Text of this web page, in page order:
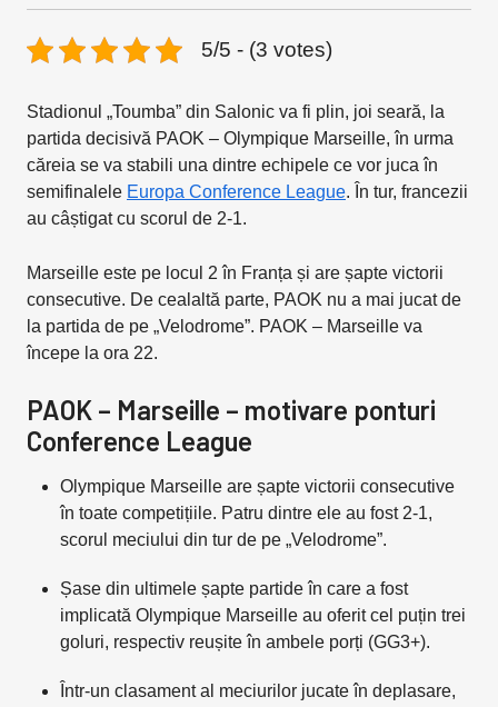
5/5 - (3 votes)
Stadionul „Toumba” din Salonic va fi plin, joi seară, la
partida decisivă PAOK – Olympique Marseille, în urma
căreia se va stabili una dintre echipele ce vor juca în
semifinalele Europa Conference League. În tur, francezii
au câștigat cu scorul de 2-1.
Marseille este pe locul 2 în Franța și are șapte victorii
consecutive. De cealaltă parte, PAOK nu a mai jucat de
la partida de pe „Velodrome”. PAOK – Marseille va
începe la ora 22.
PAOK – Marseille – motivare ponturi
Conference League
Olympique Marseille are șapte victorii consecutive
în toate competițiile. Patru dintre ele au fost 2-1,
scorul meciului din tur de pe „Velodrome”.
Șase din ultimele șapte partide în care a fost
implicată Olympique Marseille au oferit cel puțin trei
goluri, respectiv reușite în ambele porți (GG3+).
Într-un clasament al meciurilor jucate în deplasare,